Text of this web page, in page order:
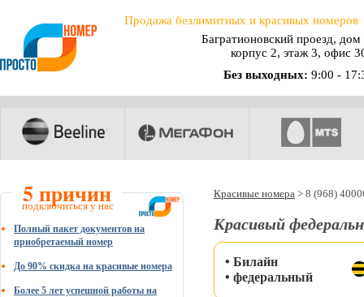
Продажа безлимитных и красивых номеров
Багратионовский проезд, дом
корпус 2, этаж 3, офис
Без выходных: 9:00 -
5 причин
подключиться у нас
Полный пакет документов на
приобретаемый номер
До 90% скидка на красивые номера
Более 5 лет успешной работы на
Красивые номера > 8 (968)
Красивый
• Билайн
• федеральный